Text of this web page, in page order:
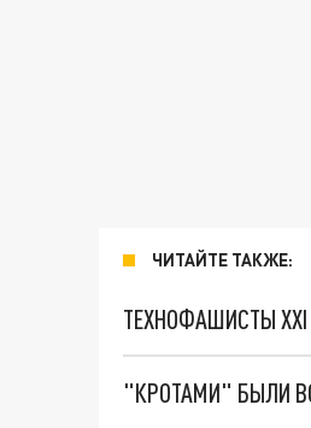
ЧИТАЙТЕ ТАКЖЕ:
ТЕХНОФАШИСТЫ
"КРОТАМИ" БЫЛИ